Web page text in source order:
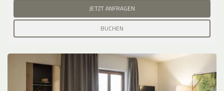
JETZT ANFRAGEN
BUCHEN